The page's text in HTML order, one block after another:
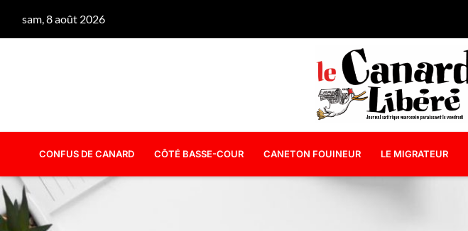
sam, 8 août 2026
CONFUS DE CANARD CÔTÉ BASSE-COUR CANETON FOUINEUR LE MIGRATEUR